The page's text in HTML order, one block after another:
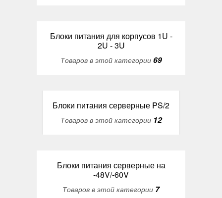
Блоки питания для корпусов 1U -
2U - 3U
Товаров в этой категории 69
Блоки питания серверные PS/2
Товаров в этой категории 12
Блоки питания серверные на
-48V/-60V
Товаров в этой категории 7